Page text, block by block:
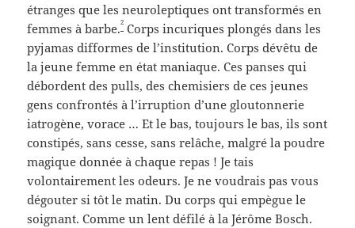
étranges que les neuroleptiques ont transformés en
femmes à barbe.2 Corps incuriques plongés dans les
pyjamas difformes de l’institution. Corps dévêtu de
la jeune femme en état maniaque. Ces panses qui
débordent des pulls, des chemisiers de ces jeunes
gens confrontés à l’irruption d’une gloutonnerie
iatrogène, vorace … Et le bas, toujours le bas, ils sont
constipés, sans cesse, sans relâche, malgré la poudre
magique donnée à chaque repas ! Je tais
volontairement les odeurs. Je ne voudrais pas vous
dégouter si tôt le matin. Du corps qui empègue le
soignant. Comme un lent défilé à la Jérôme Bosch.